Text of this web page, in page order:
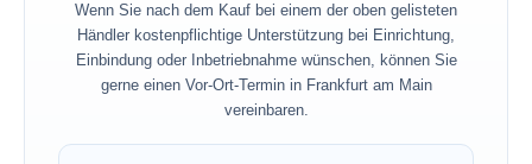
Wenn Sie nach dem Kauf bei einem der oben gelisteten
Händler kostenpflichtige Unterstützung bei Einrichtung,
Einbindung oder Inbetriebnahme wünschen, können Sie
gerne einen Vor-Ort-Termin in Frankfurt am Main
vereinbaren.